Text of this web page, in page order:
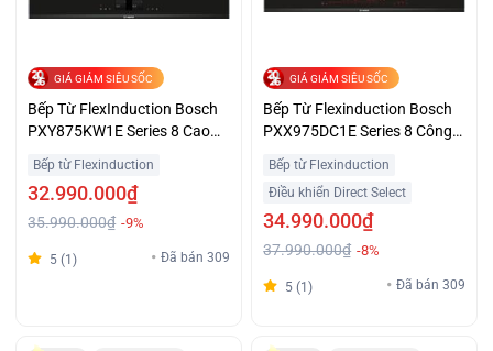
GIÁ GIẢM SIÊU SỐC
Bếp Từ FlexInduction Bosch
PXY875KW1E Series 8 Cao
Bếp từ Flexinduction
32.990.000₫
35.990.000₫ -9%
5 (1) Đã bán 309
GIÁ GIẢM SIÊU SỐC
Bếp Từ Flexinduction Bosch
PXX975DC1E Series 8 Công
Bếp từ Flexinduction
Điều khiển Direct Select
34.990.000₫
37.990.000₫ -8%
5 (1) Đã bán 309